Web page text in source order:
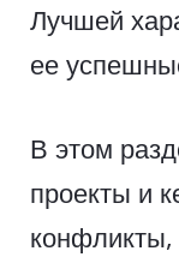
Лучшей
ее
В этом
проекты и